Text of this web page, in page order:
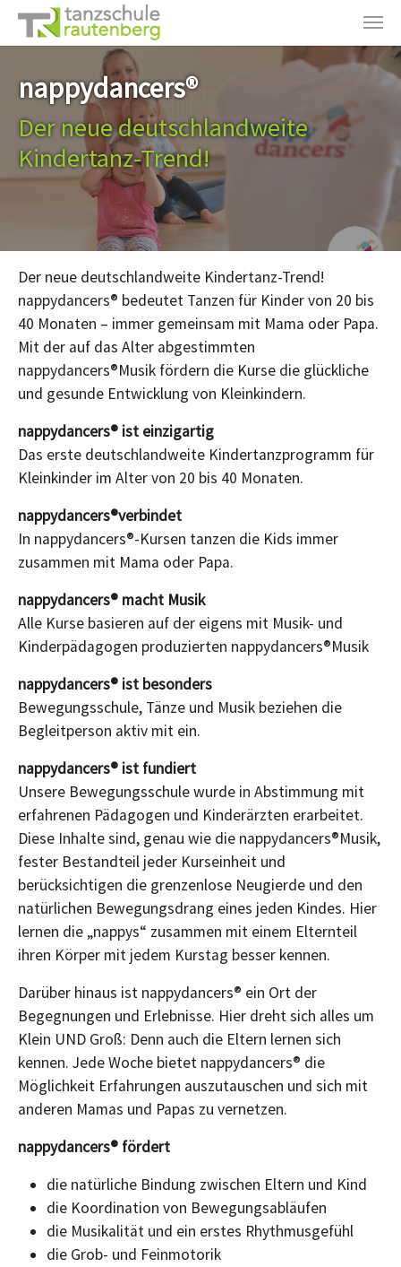
Zum Hauptinhalt springen
nappydancers®
Der neue deutschlandweite
Kindertanz-Trend!
Der neue deutschlandweite Kindertanz-Trend!
nappydancers® bedeutet Tanzen für Kinder von 20 bis
40 Monaten – immer gemeinsam mit Mama oder Papa.
Mit der auf das Alter abgestimmten
nappydancers®Musik fördern die Kurse die glückliche
und gesunde Entwicklung von Kleinkindern.
nappydancers® ist einzigartig
Das erste deutschlandweite Kindertanzprogramm für
Kleinkinder im Alter von 20 bis 40 Monaten.
nappydancers®verbindet
In nappydancers®-Kursen tanzen die Kids immer
zusammen mit Mama oder Papa.
nappydancers® macht Musik
Alle Kurse basieren auf der eigens mit Musik- und
Kinderpädagogen produzierten nappydancers®Musik
nappydancers® ist besonders
Bewegungsschule, Tänze und Musik beziehen die
Begleitperson aktiv mit ein.
nappydancers® ist fundiert
Unsere Bewegungsschule wurde in Abstimmung mit
erfahrenen Pädagogen und Kinderärzten erarbeitet.
Diese Inhalte sind, genau wie die nappydancers®Musik,
fester Bestandteil jeder Kurseinheit und
berücksichtigen die grenzenlose Neugierde und den
natürlichen Bewegungsdrang eines jeden Kindes. Hier
lernen die „nappys“ zusammen mit einem Elternteil
ihren Körper mit jedem Kurstag besser kennen.
Darüber hinaus ist nappydancers® ein Ort der
Begegnungen und Erlebnisse. Hier dreht sich alles um
Klein UND Groß: Denn auch die Eltern lernen sich
kennen. Jede Woche bietet nappydancers® die
Möglichkeit Erfahrungen auszutauschen und sich mit
anderen Mamas und Papas zu vernetzen.
nappydancers® fördert
die natürliche Bindung zwischen Eltern und Kind
die Koordination von Bewegungsabläufen
die Musikalität und ein erstes Rhythmusgefühl
die Grob- und Feinmotorik